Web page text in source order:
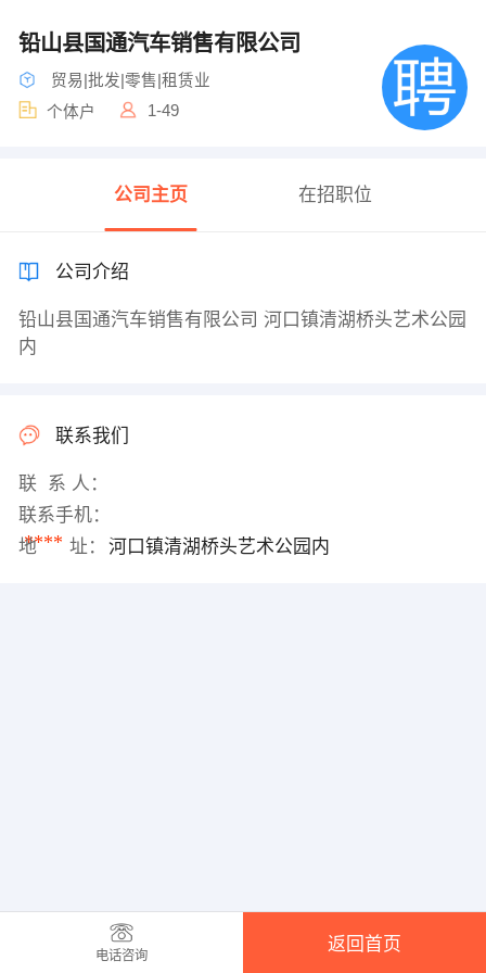
铅山县国通汽车销售有限公司
贸易|批发|零售|租赁业
个体户
1-49
公司主页 在招职位
公司介绍
铅山县国通汽车销售有限公司 河口镇清湖桥头艺术公园
内
联系我们
联 系 人：
联系手机：
****
地 址： 河口镇清湖桥头艺术公园内
电话咨询
返回首页